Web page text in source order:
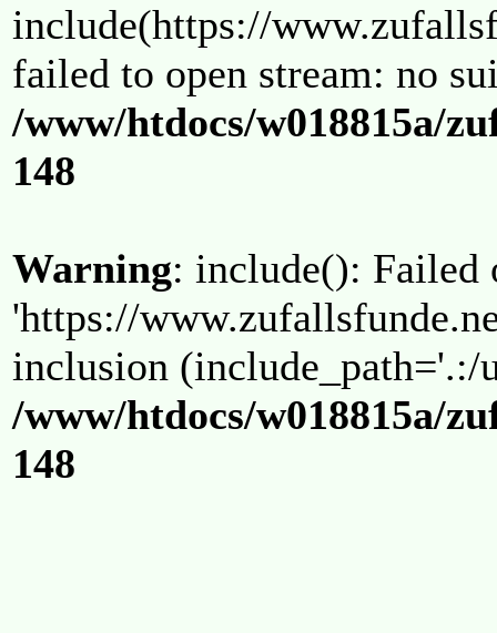
include(https://
failed to open stream: no
/www/htdocs/w018815a/
148
Warning: include(): Failed
'https://
inclusion (include_path='.:/
/www/htdocs/w018815a/
148